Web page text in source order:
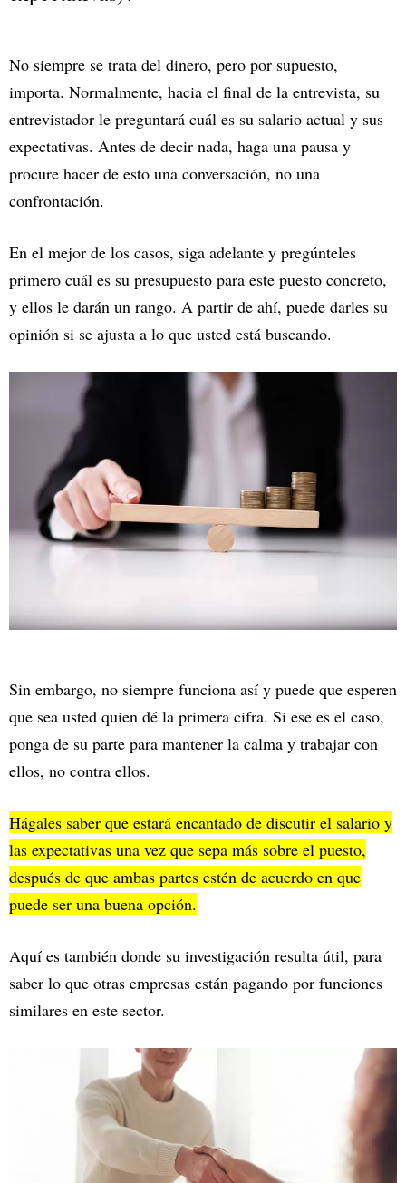
No siempre se trata del dinero, pero por supuesto,
importa. Normalmente, hacia el final de la entrevista, su
entrevistador le preguntará cuál es su salario actual y sus
expectativas. Antes de decir nada, haga una pausa y
procure hacer de esto una conversación, no una
confrontación.
En el mejor de los casos, siga adelante y pregúnteles
primero cuál es su presupuesto para este puesto concreto,
y ellos le darán un rango. A partir de ahí, puede darles su
opinión si se ajusta a lo que usted está buscando.
Sin embargo, no siempre funciona así y puede que esperen
que sea usted quien dé la primera cifra. Si ese es el caso,
ponga de su parte para mantener la calma y trabajar con
ellos, no contra ellos.
Hágales saber que estará encantado de discutir el salario y
las expectativas una vez que sepa más sobre el puesto,
después de que ambas partes estén de acuerdo en que
puede ser una buena opción.
Aquí es también donde su investigación resulta útil, para
saber lo que otras empresas están pagando por funciones
similares en este sector.